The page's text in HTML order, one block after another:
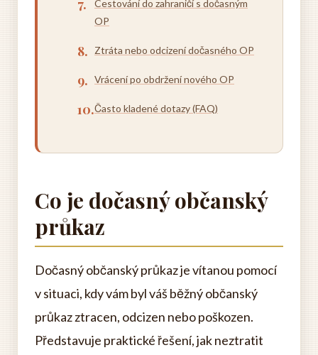
Cestování do zahraničí s dočasným
OP
Ztráta nebo odcizení dočasného OP
Vrácení po obdržení nového OP
Často kladené dotazy (FAQ)
Co je dočasný občanský
průkaz
Dočasný občanský průkaz je vítanou pomocí
v situaci, kdy vám byl váš běžný občanský
průkaz ztracen, odcizen nebo poškozen.
Představuje praktické řešení, jak neztratit